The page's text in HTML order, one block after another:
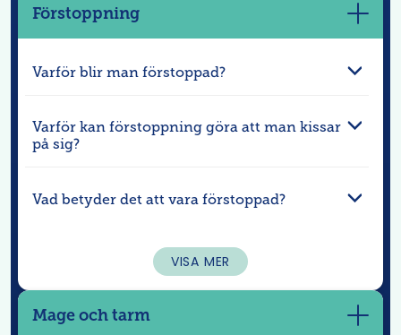
mer
Förstoppning
Varför blir man förstoppad?
Varför kan förstoppning göra att man kissar
på sig?
Vad betyder det att vara förstoppad?
VISA MER
Mage och tarm